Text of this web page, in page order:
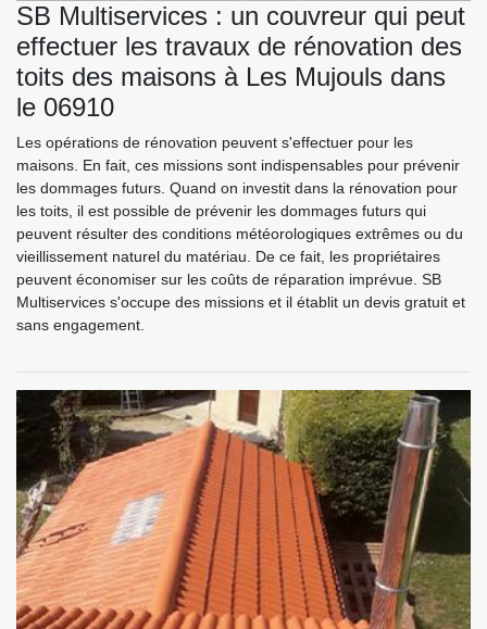
SB Multiservices : un couvreur qui peut
effectuer les travaux de rénovation des
toits des maisons à Les Mujouls dans
le 06910
Les opérations de rénovation peuvent s'effectuer pour les
maisons. En fait, ces missions sont indispensables pour prévenir
les dommages futurs. Quand on investit dans la rénovation pour
les toits, il est possible de prévenir les dommages futurs qui
peuvent résulter des conditions météorologiques extrêmes ou du
vieillissement naturel du matériau. De ce fait, les propriétaires
peuvent économiser sur les coûts de réparation imprévue. SB
Multiservices s'occupe des missions et il établit un devis gratuit et
sans engagement.